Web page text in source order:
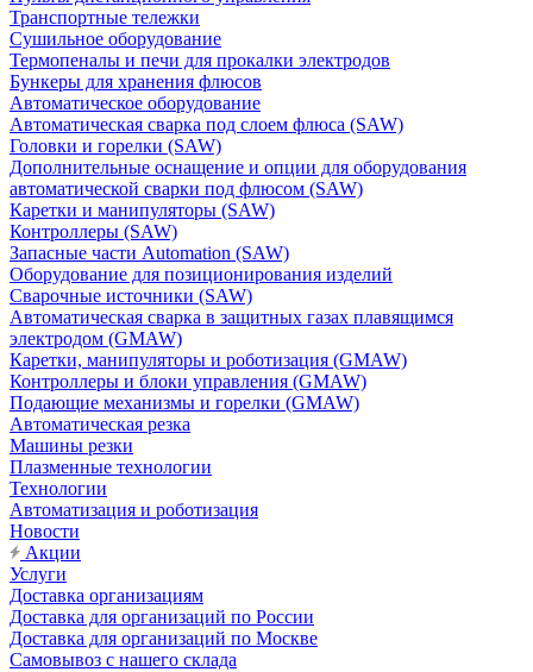
Транспортные тележки
Сушильное оборудование
Термопеналы и печи для прокалки электродов
Бункеры для хранения флюсов
Автоматическое оборудование
Автоматическая сварка под слоем флюса (SAW)
Головки и горелки (SAW)
Дополнительные оснащение и опции для оборудования
автоматической сварки под флюсом (SAW)
Каретки и манипуляторы (SAW)
Контроллеры (SAW)
Запасные части Automation (SAW)
Оборудование для позиционирования изделий
Сварочные источники (SAW)
Автоматическая сварка в защитных газах плавящимся
электродом (GMAW)
Каретки, манипуляторы и роботизация (GMAW)
Контроллеры и блоки управления (GMAW)
Подающие механизмы и горелки (GMAW)
Автоматическая резка
Машины резки
Плазменные технологии
Технологии
Автоматизация и роботизация
Новости
Акции
Услуги
Доставка организациям
Доставка для организаций по России
Доставка для организаций по Москве
Самовывоз с нашего склада